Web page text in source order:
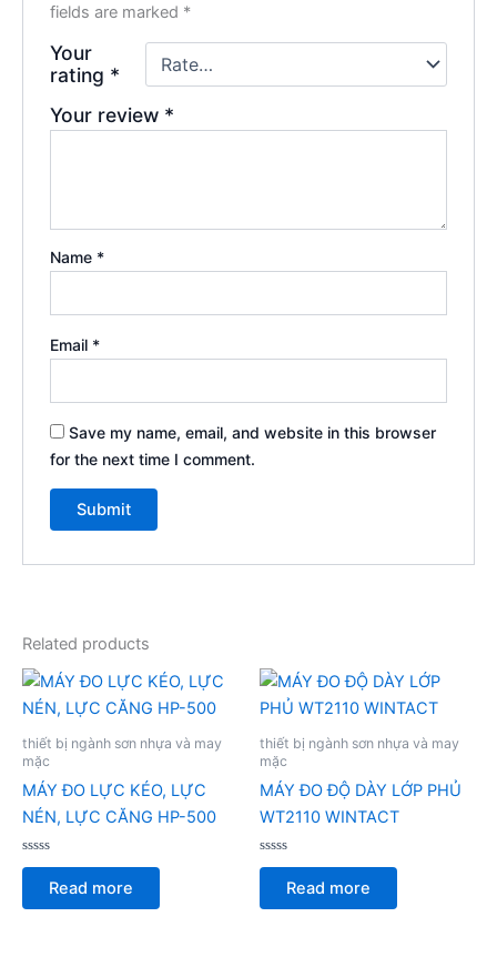
fields are marked *
Your
rating *
Your review *
Name *
Email *
Save my name, email, and website in this browser
for the next time I comment.
Related products
thiết bị ngành sơn nhựa và may
mặc
MÁY ĐO LỰC KÉO, LỰC
NÉN, LỰC CĂNG HP-500
Rated
of
Read more
thiết bị ngành sơn nhựa và may
mặc
MÁY ĐO ĐỘ DÀY LỚP PHỦ
WT2110 WINTACT
Rated
of
Read more